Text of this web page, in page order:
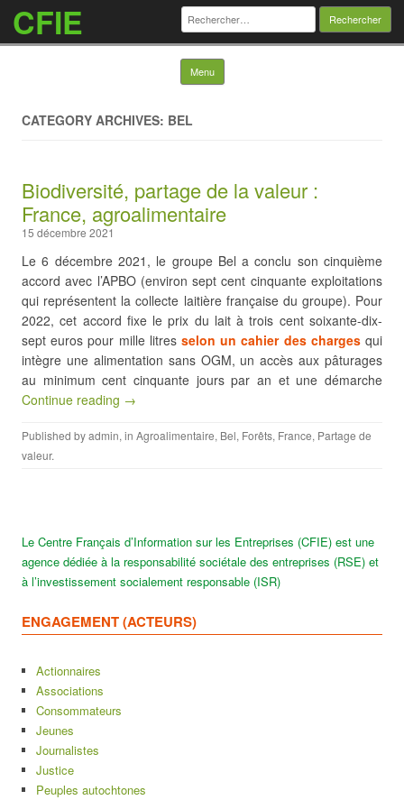
CFIE Rechercher :
Menu Skip to content
CATEGORY ARCHIVES: BEL
Biodiversité, partage de la valeur :
France, agroalimentaire
15 décembre 2021
Le 6 décembre 2021, le groupe Bel a conclu son cinquième
accord avec l’APBO (environ sept cent cinquante exploitations
qui représentent la collecte laitière française du groupe). Pour
2022, cet accord fixe le prix du lait à trois cent soixante-dix-
sept euros pour mille litres selon un cahier des chargesqui
intègre une alimentation sans OGM, un accès aux pâturages
au minimum cent cinquante jours par an et une démarche
Continue reading →
Published byadmin, in Agroalimentaire, Bel, Forêts, France, Partage de
valeur.
Le Centre Français d’Information sur les Entreprises (CFIE) est une
agence dédiée à la responsabilité sociétale des entreprises (RSE) et
à l’investissement socialement responsable (ISR)
ENGAGEMENT (ACTEURS)
Actionnaires
Associations
Consommateurs
Jeunes
Journalistes
Justice
Peuples autochtones